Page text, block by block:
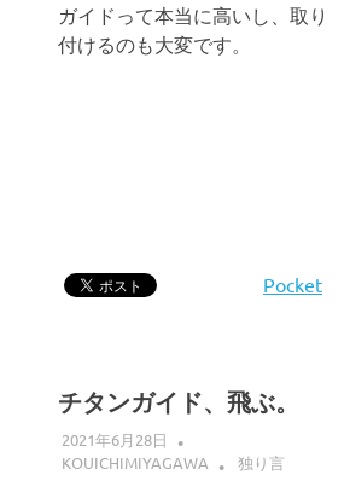
ガイドって本当に高いし、取り
付けるのも大変です。
Pocket
チタンガイド、飛ぶ。
2021年6月28日
KOUICHIMIYAGAWA
独り言